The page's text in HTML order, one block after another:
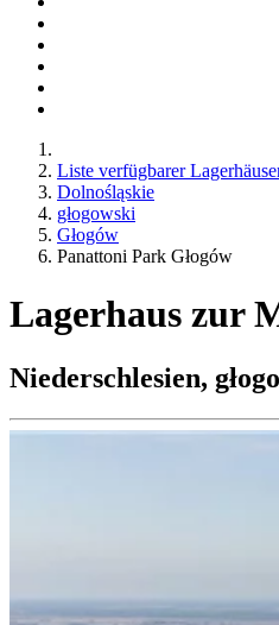
Liste verfügbarer
Dolnośląskie
głogowski
Głogów
Panattoni Park Głogów
Lagerhaus zur
Niederschlesien,